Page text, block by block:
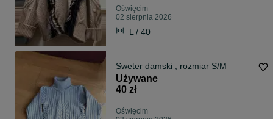
Oświęcim
02 sierpnia 2026
L / 40
Sweter damski , rozmiar S/M
Używane
40 zł
Oświęcim